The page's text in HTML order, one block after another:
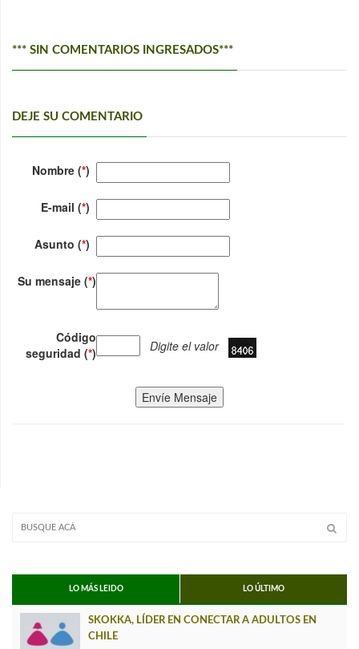
*** SIN COMENTARIOS INGRESADOS***
DEJE SU COMENTARIO
Nombre (*)
E-mail (*)
Asunto (*)
Su mensaje (*)
Código
seguridad (*) Digite el valor
Envíe Mensaje
LO MÁS LEIDO LO ÚLTIMO
SKOKKA, LÍDER EN CONECTAR A ADULTOS EN
CHILE